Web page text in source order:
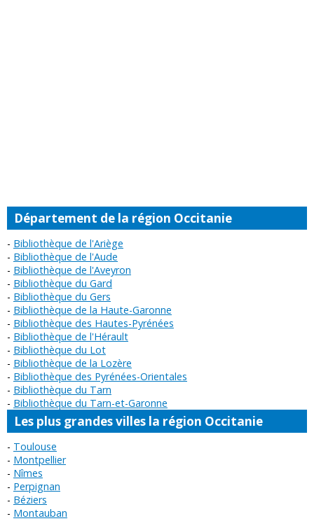
Département de la région Occitanie
Bibliothèque de l'Ariège
Bibliothèque de l'Aude
Bibliothèque de l'Aveyron
Bibliothèque du Gard
Bibliothèque du Gers
Bibliothèque de la Haute-Garonne
Bibliothèque des Hautes-Pyrénées
Bibliothèque de l'Hérault
Bibliothèque du Lot
Bibliothèque de la Lozère
Bibliothèque des Pyrénées-Orientales
Bibliothèque du Tarn
Bibliothèque du Tarn-et-Garonne
Les plus grandes villes la région Occitanie
Toulouse
Montpellier
Nîmes
Perpignan
Béziers
Montauban